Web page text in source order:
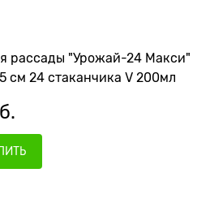
рассады "Урожай-24 Макси"
47*29*12,5 см 24 стаканчика V 200мл